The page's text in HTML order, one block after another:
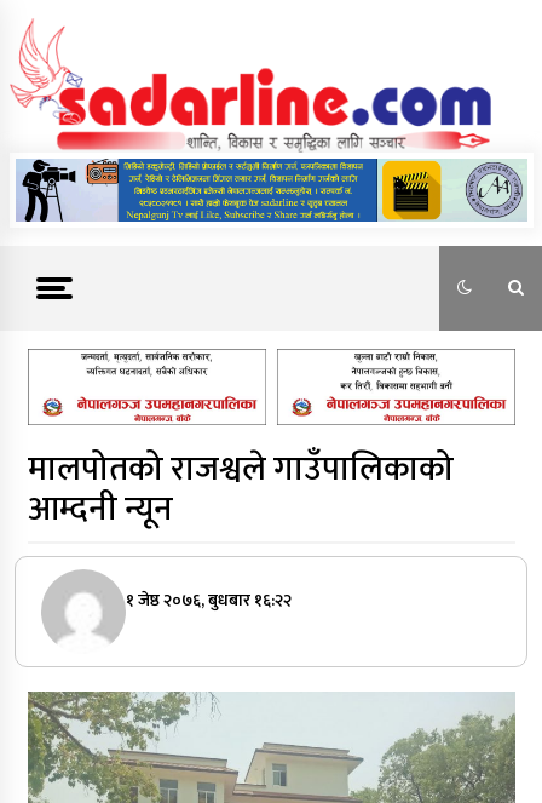
content
News For Nepal
मालपोतको राजश्वले गाउँपालिकाको
आम्दनी न्यून
१ जेष्ठ २०७६, बुधबार १६:२२